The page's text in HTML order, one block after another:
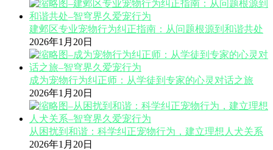
建邺区专业宠物行为纠正指南：从问题根源到和谐共处
2026年1月20日
成为宠物行为纠正师：从学徒到专家的心灵对话之旅
2026年1月20日
从困扰到和谐：科学纠正宠物行为，建立理想人犬关系
2026年1月20日